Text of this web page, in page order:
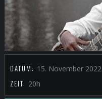
DATUM: 15. November 2022
ZEIT: 20h